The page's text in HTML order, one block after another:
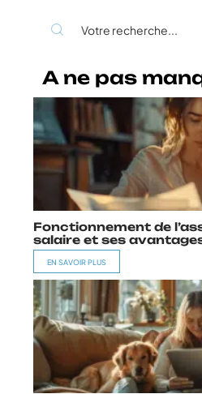
A ne pas
Fonctionnement de
salaire et ses
EN SAVOIR PLUS